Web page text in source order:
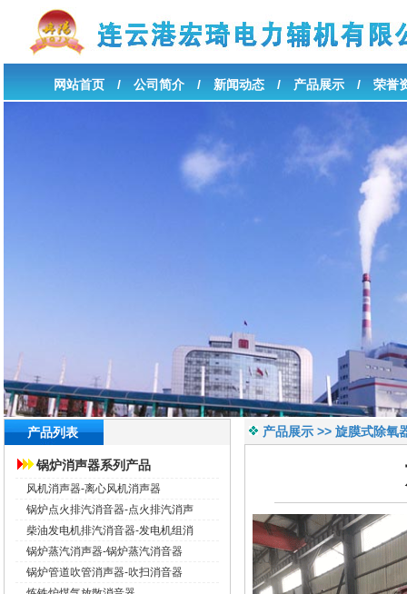
网站首页 / 公司简介 / 新闻动态 / 产品展示 / 荣誉
产品列表
锅炉消声器系列产品
风机消声器-离心风机消声器
锅炉点火排汽消音器-点火排汽消声
柴油发电机排汽消音器-发电机组消
锅炉蒸汽消声器-锅炉蒸汽消音器
锅炉管道吹管消声器-吹扫消音器
产品展示 >> 旋膜式除氧